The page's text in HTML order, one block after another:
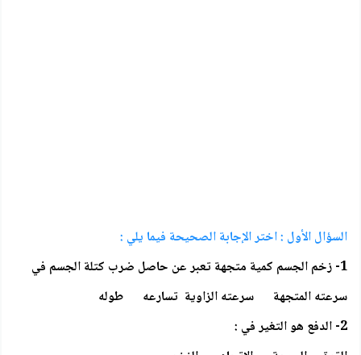
السؤال الأول : اختر الإجابة الصحيحة فيما يلي :
1- زخم الجسم كمية متجهة تعبر عن حاصل ضرب كتلة الجسم في
سرعته المتجهة سرعته الزاوية تسارعه طوله
2- الدفع هو التغير في :